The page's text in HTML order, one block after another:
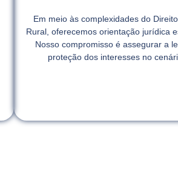
Em meio às complexidades do
Rural, oferecemos orientação jurídica
Nosso compromisso é assegurar a
proteção dos interesses no